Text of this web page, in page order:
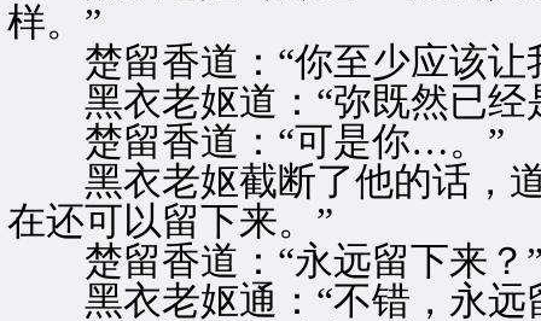
样。”
楚留香道：“你至少应该让
黑衣老妪道：“弥既然已经
楚留香道：“可是你…。”
黑衣老妪截断了他的话，道
在还可以留下来。”
楚留香道：“永远留下来？
黑衣老妪通：“不错，永远